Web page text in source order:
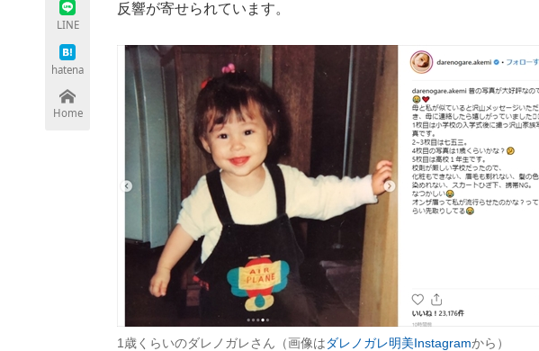
LINE
hatena
Home
反響が寄せられています。
1歳くらいのダレノガレさん（画像はダレノガレ明美Instagramから）